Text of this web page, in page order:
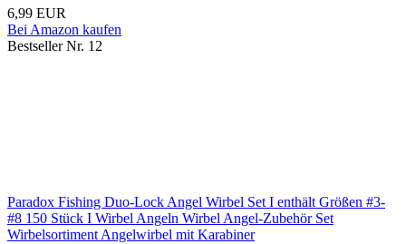
6,99 EUR
Bei Amazon kaufen
Bestseller Nr. 12
Paradox Fishing Duo-Lock Angel Wirbel Set I enthält Größen #3-
#8 150 Stück I Wirbel Angeln Wirbel Angel-Zubehör Set
Wirbelsortiment Angelwirbel mit Karabiner